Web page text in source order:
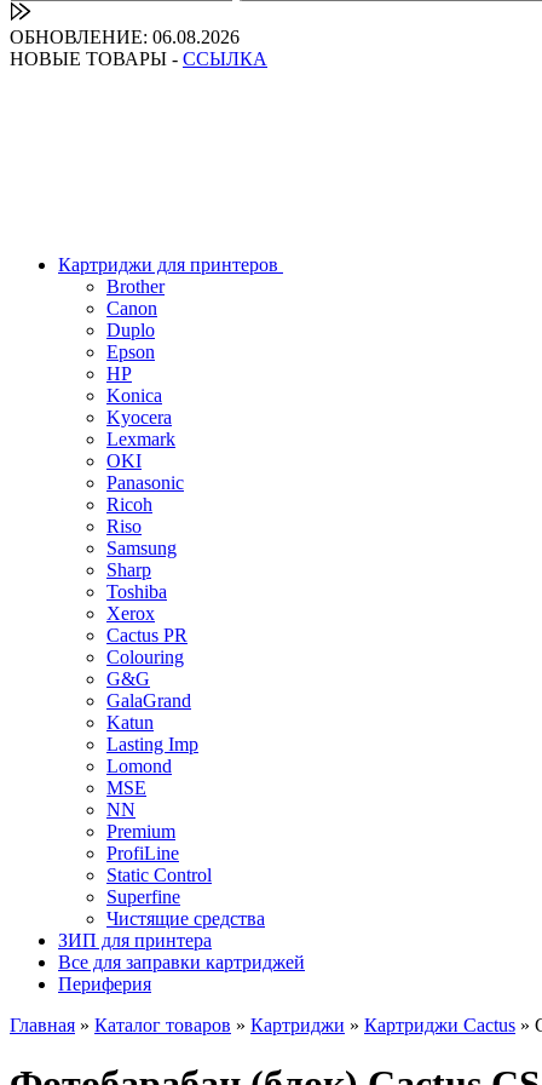
ОБНОВЛЕНИЕ: 06.08.2026
НОВЫЕ ТОВАРЫ - ССЫЛКА
Картриджи для принтеров
Brother
Canon
Duplo
Epson
HP
Konica
Kyocera
Lexmark
OKI
Panasonic
Ricoh
Riso
Samsung
Sharp
Toshiba
Xerox
Cactus PR
Colouring
G&G
GalaGrand
Katun
Lasting Imp
Lomond
MSE
NN
Premium
ProfiLine
Static Control
Superfine
Чистящие средства
ЗИП для принтера
Все для заправки картриджей
Периферия
Главная » Каталог товаров » Картриджи » Картриджи Cactus »